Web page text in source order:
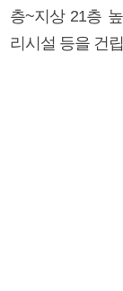
층~지상 21층
리시설 등을 건